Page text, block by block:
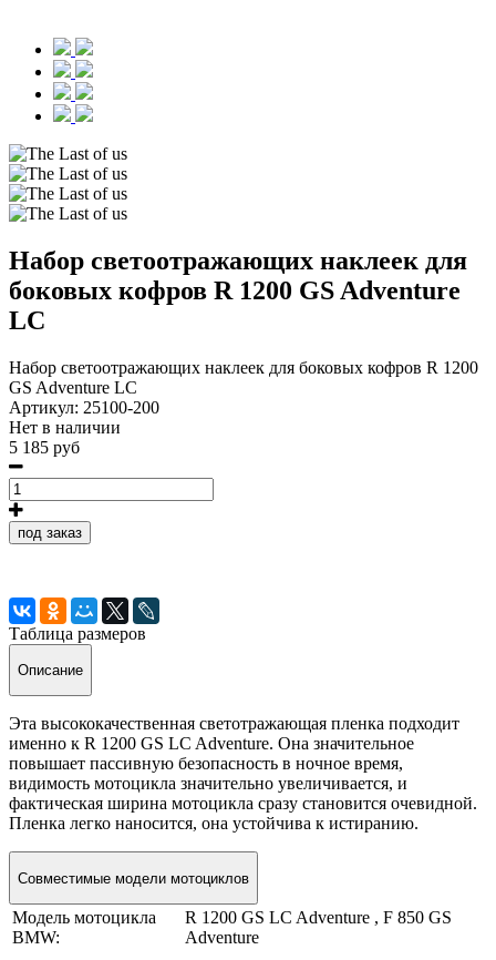
Набор светоотражающих наклеек для
боковых кофров R 1200 GS Adventure
LC
Набор светоотражающих наклеек для боковых кофров R 1200
GS Adventure LC
Артикул: 25100-200
Нет в наличии
5 185 руб
под заказ
Таблица размеров
Описание
Эта высококачественная светотражающая пленка подходит
именно к R 1200 GS LC Adventure. Она значительное
повышает пассивную безопасность в ночное время,
видимость мотоцикла значительно увеличивается, и
фактическая ширина мотоцикла сразу становится очевидной.
Пленка легко наносится, она устойчива к истиранию.
Совместимые модели мотоциклов
Модель мотоцикла
BMW:
R 1200 GS LC Adventure , F 850 GS
Adventure